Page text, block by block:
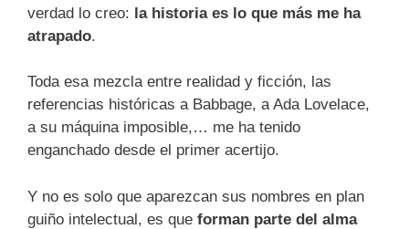
verdad lo creo: la historia es lo que más me ha
atrapado.
Toda esa mezcla entre realidad y ficción, las
referencias históricas a Babbage, a Ada Lovelace,
a su máquina imposible,… me ha tenido
enganchado desde el primer acertijo.
Y no es solo que aparezcan sus nombres en plan
guiño intelectual, es que forman parte del alma